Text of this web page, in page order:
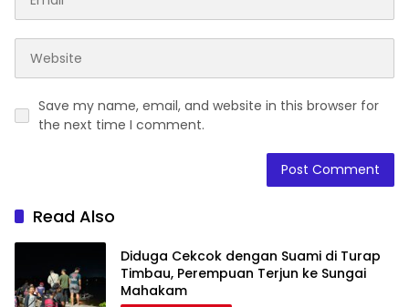
Save my name, email, and website in this browser for
the next time I comment.
Read Also
Diduga Cekcok dengan Suami di Turap
Timbau, Perempuan Terjun ke Sungai
Mahakam